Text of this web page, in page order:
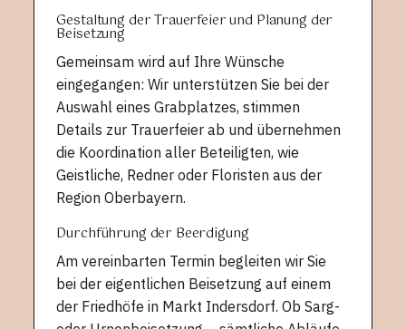
Gestaltung der Trauerfeier und Planung der
Beisetzung
Gemeinsam wird auf Ihre Wünsche
eingegangen: Wir unterstützen Sie bei der
Auswahl eines Grabplatzes, stimmen
Details zur Trauerfeier ab und übernehmen
die Koordination aller Beteiligten, wie
Geistliche, Redner oder Floristen aus der
Region Oberbayern.
Durchführung der Beerdigung
Am vereinbarten Termin begleiten wir Sie
bei der eigentlichen Beisetzung auf einem
der Friedhöfe in Markt Indersdorf. Ob Sarg-